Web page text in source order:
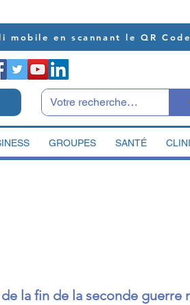
mobile en scannant le QR Code
GROUPES SANTÉ
la fin de la seconde guerre